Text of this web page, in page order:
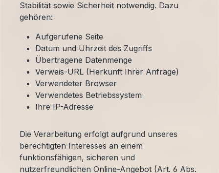
Stabilität sowie Sicherheit notwendig. Dazu
gehören:
Aufgerufene Seite
Datum und Uhrzeit des Zugriffs
Übertragene Datenmenge
Verweis-URL (Herkunft Ihrer Anfrage)
Verwendeter Browser
Verwendetes Betriebssystem
Ihre IP-Adresse
Die Verarbeitung erfolgt aufgrund unseres
berechtigten Interesses an einem
funktionsfähigen, sicheren und
nutzerfreundlichen Online-Angebot (Art. 6 Abs.